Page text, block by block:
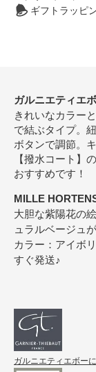
ギフトラッピ
ガルニエティエ
きれいなカラー
で結ぶタイプ。
ボタンで調節。
【撥水コート】
おすすめです！
MILLE
大胆な紫陽花の
ュラルベージュ
カラー：アイボ
すぐ発送♪
ガルニエティエボー